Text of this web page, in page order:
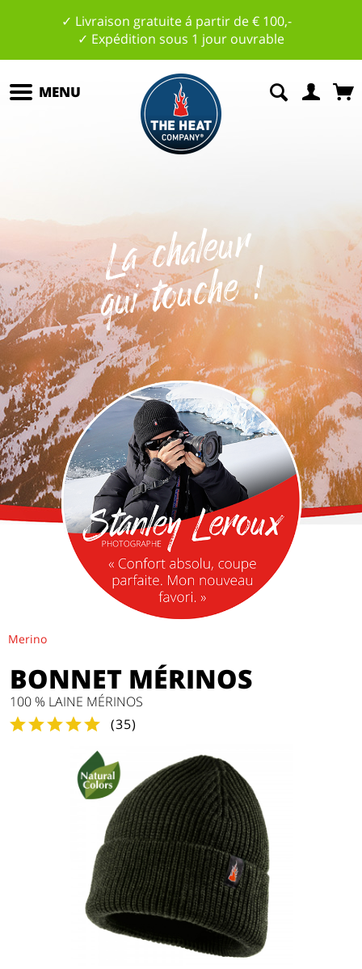
✓ Livraison gratuite á partir de € 100,-
✓ Expédition sous 1 jour ouvrable
L
a
c
h
al
e
u
r
q
ui
t
o
u
c
h
e
!
MENU
Merino
BONNET MÉRINOS
100 % LAINE MÉRINOS
(35)